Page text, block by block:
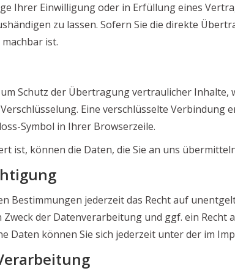
Ihrer Einwilligung oder in Erfüllung eines
zu lassen. Sofern Sie die direkte
ist.
Schutz der Übertragung vertraulicher Inhalte,
Eine verschlüsselte Verbindung
Symbol in Ihrer Browserzeile.
ist, können die Daten, die Sie an uns
Bestimmungen jederzeit das Recht auf
der Datenverarbeitung und ggf. ein
Daten können Sie sich jederzeit unter der im